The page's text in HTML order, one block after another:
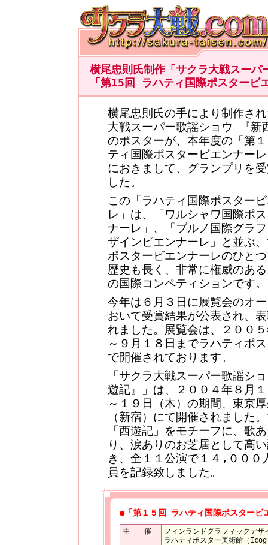
横尾忠則氏制作「サクラ大戦スー
「第15回 ラハティ国際ポスター
横尾忠則氏の手により制作さ
大戦スーパー歌謡ショウ 『新
のポスターが、本年度の「第
ティ国際ポスタービエンナー
におきまして、グランプリを
した。
この「ラハティ国際ポスター
レ」は、「ワルシャワ国際ポ
ナーレ」、「ブルノ国際グラ
ザインビエンナーレ」と並ぶ
ポスタービエンナーレのひと
歴史も長く、非常に権威のあ
の国際コンペティションです。
今年は６月３日に展覧会のオ
おいて受賞結果が公表され、
れました。展覧会は、２００
～９月１８日までラハティポ
で開催されております。
「サクラ大戦スーパー歌謡シ
遊記』」は、２００４年８月
～１９日（木）の期間、東京
（新宿）にて開催されました
「西遊記」をモチーフに、歌
り、涙ありのお芝居として高
き、全１１公演で１４,０００
員を記録致しました。
●「第１５回 ラハティ国際ポスタービ
主 催
フィンランドグラフィックデ
ラハティポスター美術館（